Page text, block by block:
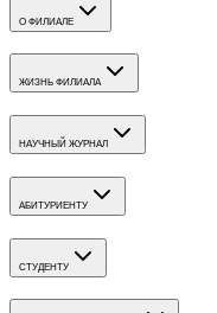
О ФИЛИАЛЕ
ЖИЗНЬ ФИЛИАЛА
НАУЧНЫЙ ЖУРНАЛ
АБИТУРИЕНТУ
СТУДЕНТУ